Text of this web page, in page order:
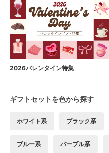
2026バレンタイン特集
ギフトセットを色から探す
ホワイト系 ブラック系
ブルー系 パープル系